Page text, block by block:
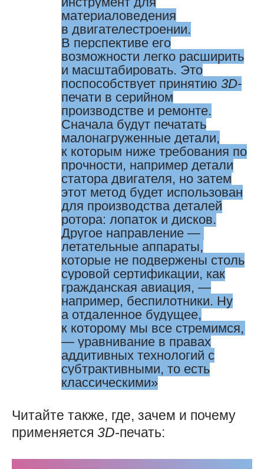
материаловедения
в двигателестроении.
В перспективе его
возможности легко расширить
и масштабировать. Это
поспособствует принятию 3D-
печати в серийном
производстве и ремонте.
Сначала будут печатать
малонагруженные детали,
к которым ниже требования по
прочности, ​например детали
статора двигателя, но затем
этот метод будет использован
для производства деталей
ротора: лопаток и дисков.
Другое направление — ​
летательные аппараты,
которые не подвержены столь
суровой сертификации, как
гражданская авиация, —
например, беспилотники. Ну
а отдаленное будущее,
к которому мы все стремимся,
— ​уравнивание в правах
аддитивных технологий с
субтрактивными, то есть
классическими
Читайте также, где, зачем и почему
применяется 3D-печать: